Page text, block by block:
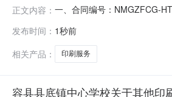
正文内容： 一、合同编号：NMGZFCG-
山区赤峰市松山区太平地牤牛
发布时间： 1秒前
相关产品：
印刷服务
容县县底镇中心学校关于其他印